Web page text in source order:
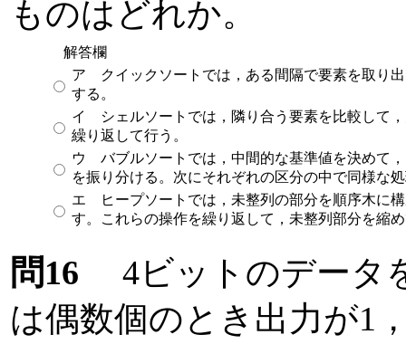
ものはどれか。
解答欄
ア クイックソートでは，ある間隔で要素を取り
する。
イ シェルソートでは，隣り合う要素を比較して
繰り返して行う。
ウ バブルソートでは，中間的な基準値を決めて
を振り分ける。次にそれぞれの区分の中で同様な
エ ヒープソートでは，未整列の部分を順序木に
す。これらの操作を繰り返して，未整列部分を縮
問16 4ビットのデータ
は偶数個のとき出力が1